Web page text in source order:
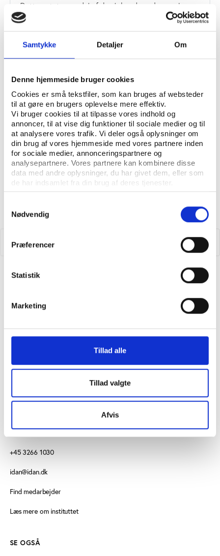
Samtykke Detaljer Om
Denne hjemmeside bruger cookies
Cookies er små tekstfiler, som kan bruges af websteder
til at gøre en brugers oplevelse mere effektiv.
Vi bruger cookies til at tilpasse vores indhold og
annoncer, til at vise dig funktioner til sociale medier og til
at analysere vores trafik. Vi deler også oplysninger om
din brug af vores hjemmeside med vores partnere inden
for sociale medier, annonceringspartnere og
analysepartnere. Vores partnere kan kombinere disse
data med andre oplysninger, du har givet dem, eller som
de har indsamlet fra din brug af deres tjenester.
Nødvendig
Præferencer
Statistik
Marketing
Tillad alle
Tillad valgte
Afvis
Dette notat er en del af den løbende undersøgelse
Danske eliteresultater.
Find rapporterne fra
undersøgelsen af danske
eliteresultater
Vester Allé 8B, 3. sal, 8000 Aarhus C
+45 3266 1030
idan@idan.dk
Find medarbejder
Læs mere om instituttet
SE OGSÅ